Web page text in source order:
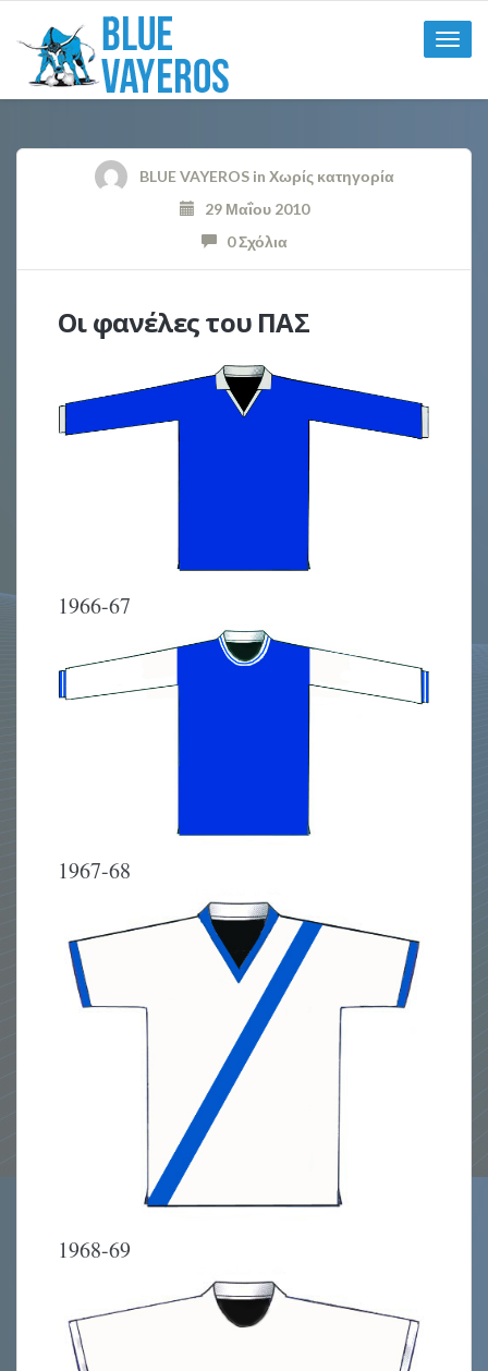
Toggle
BLUE VAYEROSin Χωρίς κατηγορία
29 Μαΐου 2010
0 Σχόλια
Οι φανέλες του ΠΑΣ
1966-67
1967-68
1968-69